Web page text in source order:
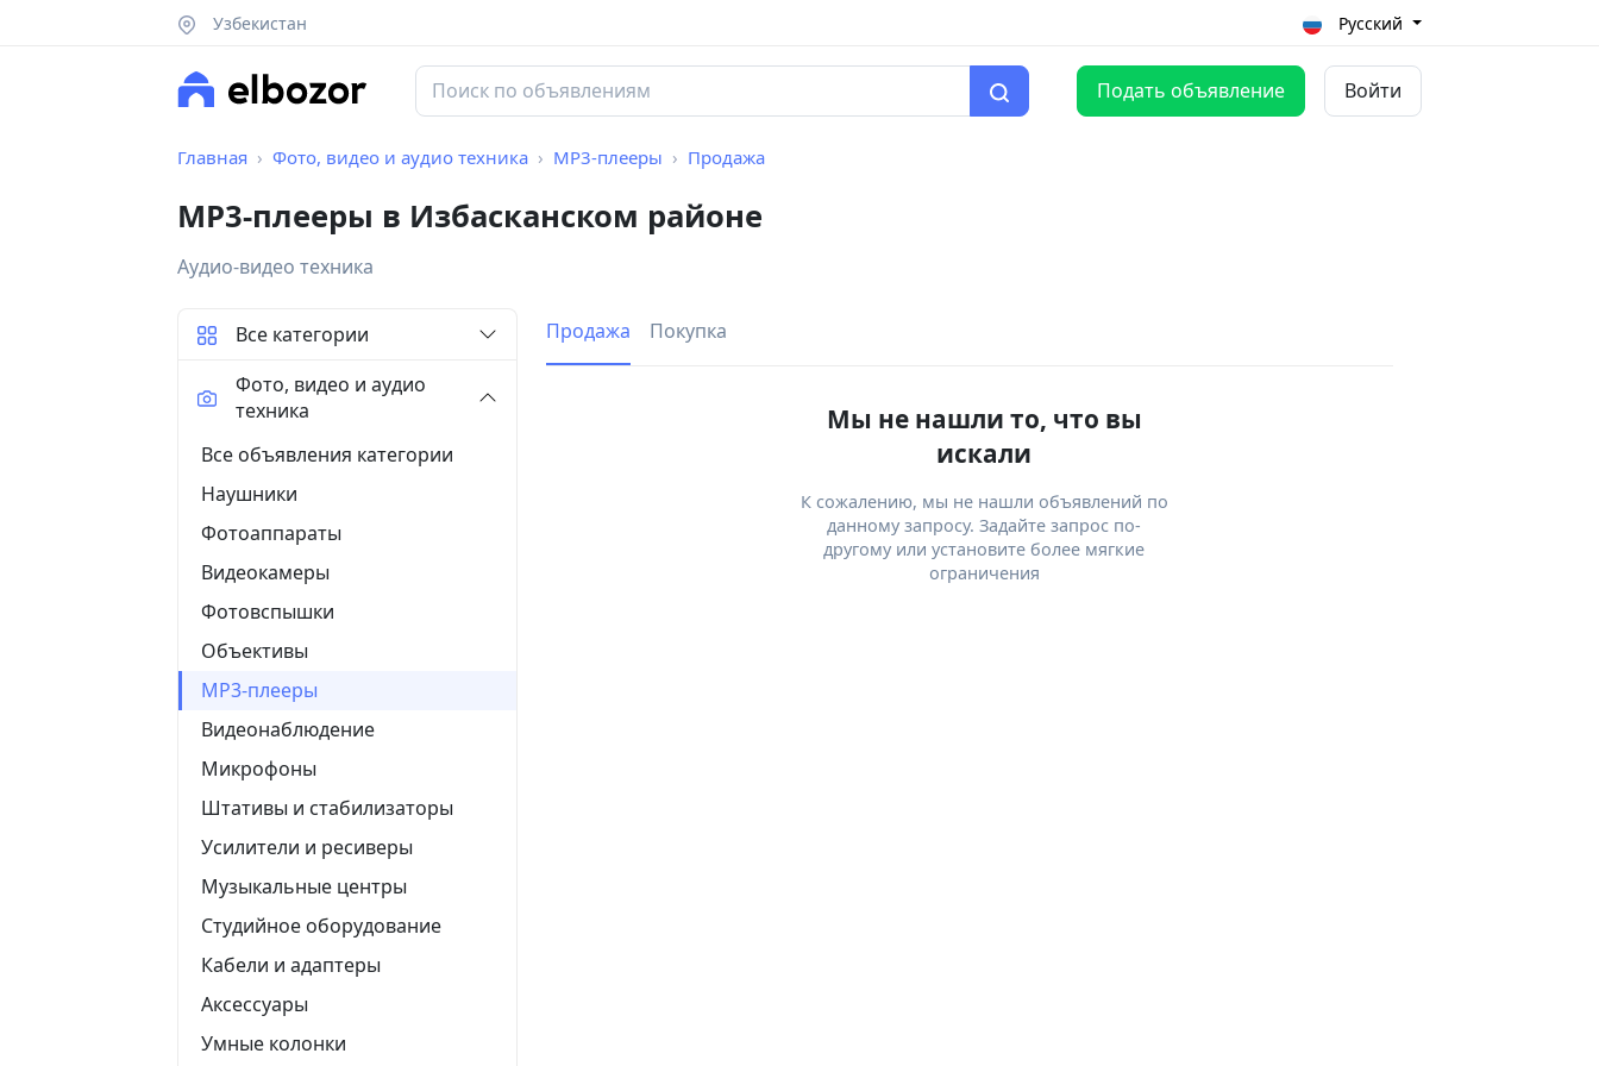
Узбекистан Русский
Подать объявление Войти
Главная Фото, видео и аудио техника MP3-плееры Продажа
MP3-плееры в Избасканском районе
Аудио-видео техника
Продажа Покупка
Мы не нашли то, что вы
искали
К сожалению, мы не нашли объявлений по
данному запросу. Задайте запрос по-
другому или установите более мягкие
ограничения
Все категории
Фото, видео и аудио
техника
Все объявления категории
Наушники
Фотоаппараты
Видеокамеры
Фотовспышки
Объективы
MP3-плееры
Видеонаблюдение
Микрофоны
Штативы и стабилизаторы
Усилители и ресиверы
Музыкальные центры
Студийное оборудование
Кабели и адаптеры
Аксессуары
Умные колонки